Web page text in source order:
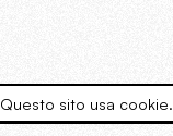
Questo sito usa cookie.